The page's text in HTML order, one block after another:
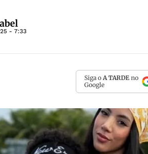
- 7:33
Siga o A TARDE no
Google